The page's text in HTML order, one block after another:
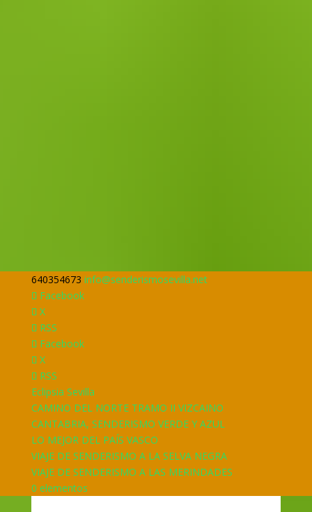
640354673 info@senderismosevilla.net
Facebook
X
RSS
Facebook
X
RSS
Eclipsia Sevilla
CAMINO DEL NORTE TRAMO II VIZCAINO
CANTABRIA, SENDERISMO VERDE Y AZUL
LO MEJOR DEL PAÍS VASCO
VIAJE DE SENDERISMO A LA SELVA NEGRA
VIAJE DE SENDERISMO A LAS MERINDADES
0 elementos